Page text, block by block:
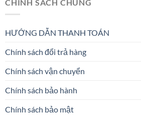
CHÍNH SÁCH CHUNG
HƯỚNG DẪN THANH TOÁN
Chính sách đổi trả hàng
Chính sách vận chuyển
Chính sách bảo hành
Chính sách bảo mật